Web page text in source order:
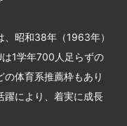
昭和38年（1963年）
1学年700人足らずの
体育系推薦枠もあり
躍により、着実に成長